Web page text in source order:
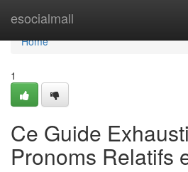
esocialmall
Home
Home
1
Ce Guide
Pronoms Relatifs